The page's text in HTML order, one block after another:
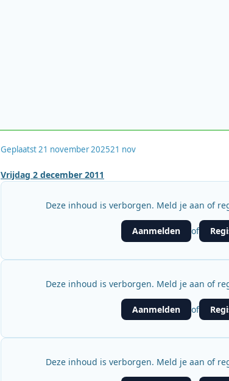
Geplaatst21 november 202521 nov
Vrijdag 2 december 2011
Deze inhoud is verborgen. Meld je aan of
Aanmelden of
Deze inhoud is verborgen. Meld je aan of
Aanmelden of
Deze inhoud is verborgen. Meld je aan of